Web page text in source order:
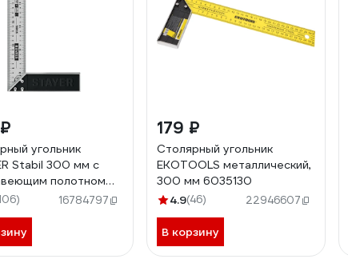
угольник
Stabil 300 мм с
полотном
16784797
179 ₽
Столярный угольник
EKOTOOLS металлический,
300 мм 6035130
4.9(46) 22946607
В корзину